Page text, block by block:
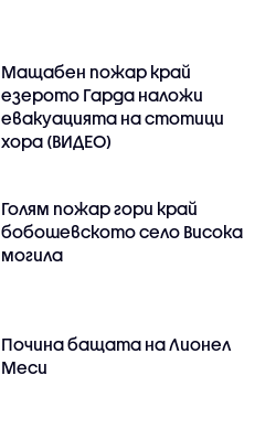
Мащабен пожар край
езерото Гарда наложи
евакуацията на стотици
хора (ВИДЕО)
Голям пожар гори край
бобошевското село Висока
могила
Почина бащата на Лионел
Меси